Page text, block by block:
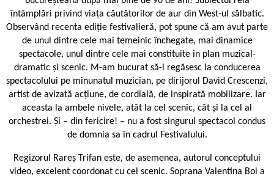
întâmplări privind viața căutătorilor de aur din West-ul sălbatic.
Observând recenta ediție festivalieră, pot spune că am avut parte
de unul dintre cele mai temeinic închegate, mai dinamice
spectacole, unul dintre cele mai constituite în plan muzical-
dramatic și scenic. M-am bucurat să-l regăsesc la conducerea
spectacolului pe minunatul muzician, pe dirijorul David Crescenzi,
artist de avizată acțiune, de cordială, de inspirată mobilizare. Iar
aceasta la ambele nivele, atât la cel scenic, cât și la cel al
orchestrei. Și – din fericire! – nu a fost singurul spectacol condus
de domnia sa în cadrul Festivalului.
Regizorul Rareș Trifan este, de asemenea, autorul conceptului
video, excelent coordonat cu cel scenic. Soprana Valentina Boi a